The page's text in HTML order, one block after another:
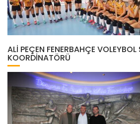
ALI PEÇEN FENERBAHÇE VOLEYBOL
KOORDINATÖRÜ